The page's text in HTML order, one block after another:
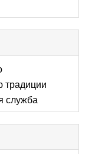
традиции
служба